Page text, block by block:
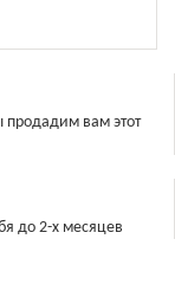
продадим вам этот
до 2-х месяцев